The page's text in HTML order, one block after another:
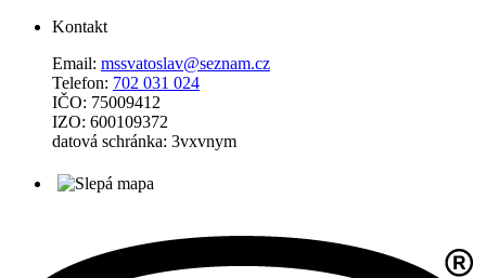
Kontakt
Email: mssvatoslav@seznam.cz
Telefon: 702 031 024
IČO: 75009412
IZO: 600109372
datová schránka: 3vxvnym